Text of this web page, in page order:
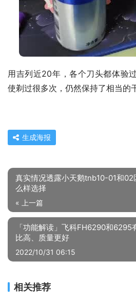
用吉列近20年，各个刀头都体验
使剃过很多次，仍然保持了相当的
生成海报
真实情况透露小天鹅tnb10-01和02
么样选择
« 上一篇
「功能解读」飞科FH6290和6295
比高、质量更好
2022/10/31 06:15
相关推荐